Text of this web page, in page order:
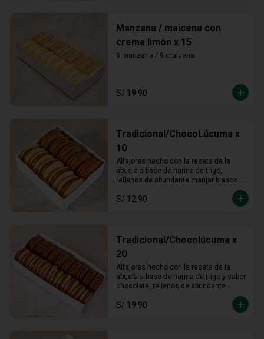
Manzana / maicena con
crema limón x 15
6 manzana / 9 maicena
S/ 19.90
Tradicional/ChocoLúcuma x
10
Alfajores hecho con la receta de la
abuela a base de harina de trigo,
rellenos de abundante manjar blanco
tradicional y manjar blanco de lúcuma
S/ 12.90
Tradicional/Chocolúcuma x
20
Alfajores hecho con la receta de la
abuela a base de harina de trigo y sabor
chocolate, rellenos de abundante
blanco de lúcuma
S/ 19.90